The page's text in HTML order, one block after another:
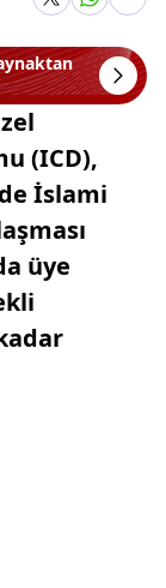
(ICD),
İslami
üye